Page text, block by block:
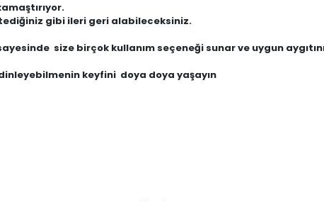
gibi ileri geri alabileceksiniz.
size birçok kullanım seçeneği sunar ve uygun
keyfini doya doya yaşayın